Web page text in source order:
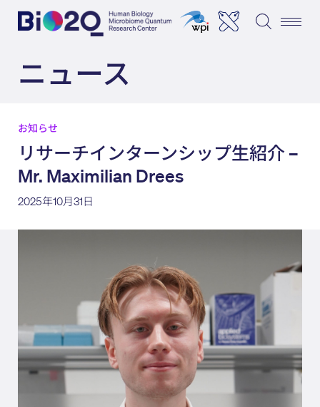
ニュース
お知らせ
リサーチインターンシップ生紹介 –
Mr. Maximilian Drees
2025年10月31日